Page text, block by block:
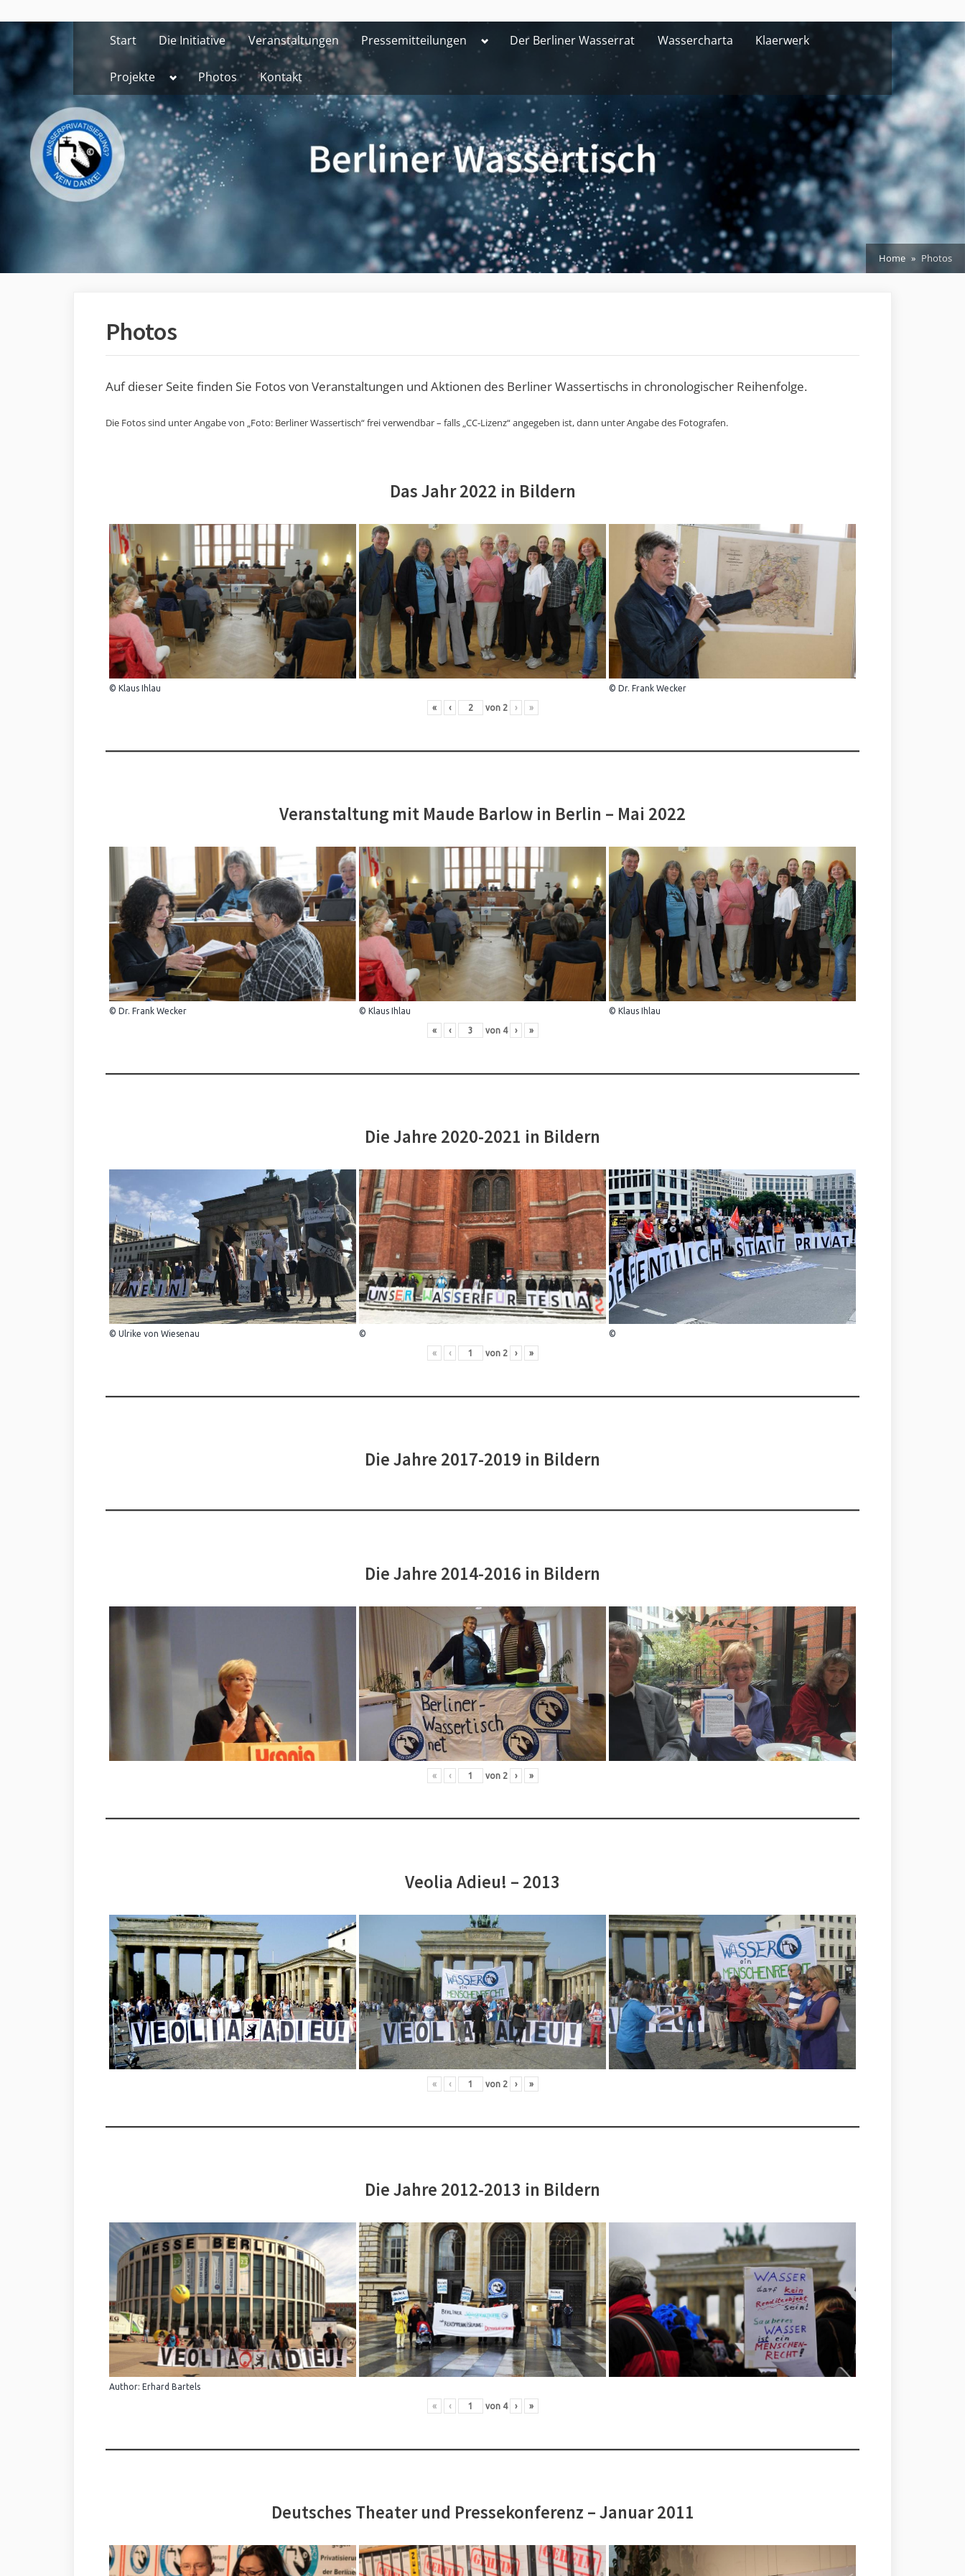
to
content
Start Die Initiative Veranstaltungen Pressemitteilungen ToggleDer Berliner Wasserrat Wassercharta Klaerwerk
Projekte Toggle
menu
Photos Kontakt
Home Photos
Photos
Auf dieser Seite finden Sie Fotos von Veranstaltungen und Aktionen des Berliner Wassertischs in chronologischer Reihenfolge.
Die Fotos sind unter Angabe von „Foto: Berliner Wassertisch“ frei verwendbar – falls „CC-Lizenz“ angegeben ist, dann unter Angabe des Fotografen.
Das Jahr 2022 in Bildern
© Klaus Ihlau © Dr. Frank Wecker
« ‹ von 2 › »
Veranstaltung mit Maude Barlow in Berlin – Mai 2022
© Dr. Frank Wecker © Klaus Ihlau © Klaus Ihlau
« ‹ von 4 › »
Die Jahre 2020-2021 in Bildern
© Ulrike von Wiesenau © ©
« ‹ von 2 › »
Die Jahre 2017-2019 in Bildern
Die Jahre 2014-2016 in Bildern
« ‹ von 2 › »
Veolia Adieu! – 2013
« ‹ von 2 › »
Die Jahre 2012-2013 in Bildern
Author: Erhard Bartels
« ‹ von 4 › »
Deutsches Theater und Pressekonferenz – Januar 2011